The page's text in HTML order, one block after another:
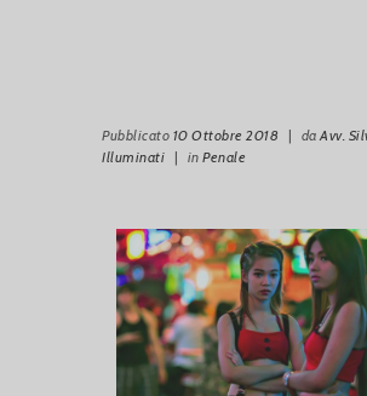
Pubblicato 10 Ottobre 2018 | daAvv.
Illuminati | in Penale